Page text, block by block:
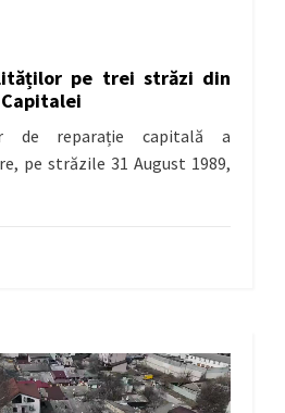
pe trei străzi din
de reparație capitală a
pe străzile 31 August 1989,